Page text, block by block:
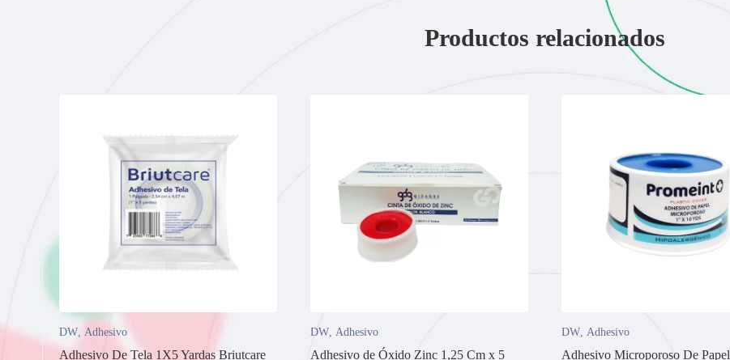
Productos relacionados
DW, Adhesivo
Adhesivo De Tela 1X5 Yardas Briutcare
DW, Adhesivo
Adhesivo de Óxido Zinc 1,25 Cm x 5
DW, Adhesivo
Adhesivo Microporoso De Papel